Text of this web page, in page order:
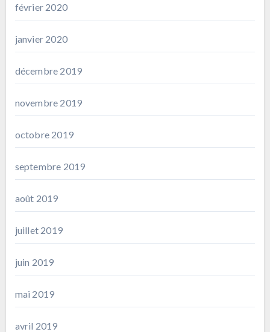
février 2020
janvier 2020
décembre 2019
novembre 2019
octobre 2019
septembre 2019
août 2019
juillet 2019
juin 2019
mai 2019
avril 2019